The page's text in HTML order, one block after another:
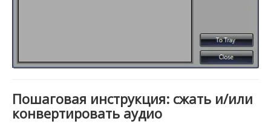
Пошаговая инструкция: сжать и/или
конвертировать аудио